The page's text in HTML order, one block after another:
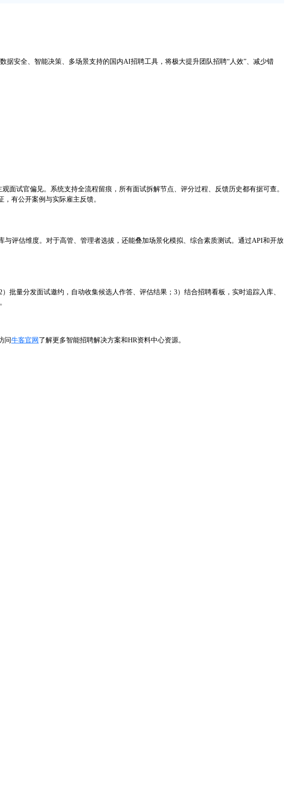
据安全、智能决策、多场景支持的国内AI招聘工具，将极大提升团队招聘“人效”、减少错
试官偏见。系统支持全流程留痕，所有面试拆解节点、评分过程、反馈历史都有据可查。
有公开案例与实际雇主反馈。
评估维度。对于高管、管理者选拔，还能叠加场景化模拟、综合素质测试。通过API和开放
量分发面试邀约，自动收集候选人作答、评估结果；3）结合招聘看板，实时追踪入库、
问牛客官网 了解更多智能招聘解决方案和HR资料中心资源。